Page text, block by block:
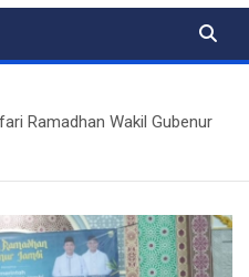
Ramadhan Wakil Gubenur